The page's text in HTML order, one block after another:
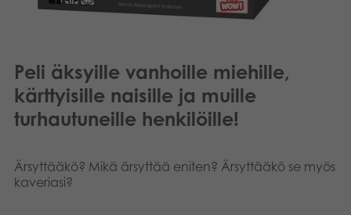
Peli äksyille vanhoille miehille,
kärttyisille naisille ja muille
turhautuneille henkilöille!
Ärsyttääkö? Mikä ärsyttää eniten? Ärsyttääkö se myös
kaveriasi?